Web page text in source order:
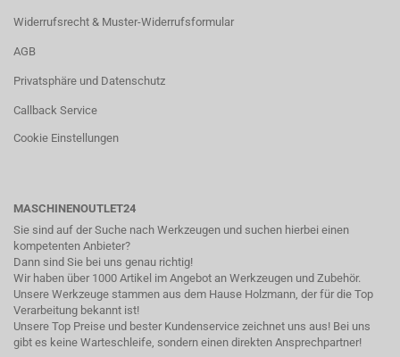
Widerrufsrecht & Muster-Widerrufsformular
AGB
Privatsphäre und Datenschutz
Callback Service
Cookie Einstellungen
MASCHINENOUTLET24
Sie sind auf der Suche nach Werkzeugen und suchen hierbei einen
kompetenten Anbieter?
Dann sind Sie bei uns genau richtig!
Wir haben über 1000 Artikel im Angebot an Werkzeugen und Zubehör.
Unsere Werkzeuge stammen aus dem Hause Holzmann, der für die Top
Verarbeitung bekannt ist!
Unsere Top Preise und bester Kundenservice zeichnet uns aus! Bei uns
gibt es keine Warteschleife, sondern einen direkten Ansprechpartner!